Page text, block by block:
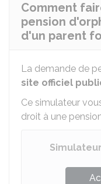
Comment
pension
d'un parent
La demande de
site officiel
Ce simulateur
droit à une